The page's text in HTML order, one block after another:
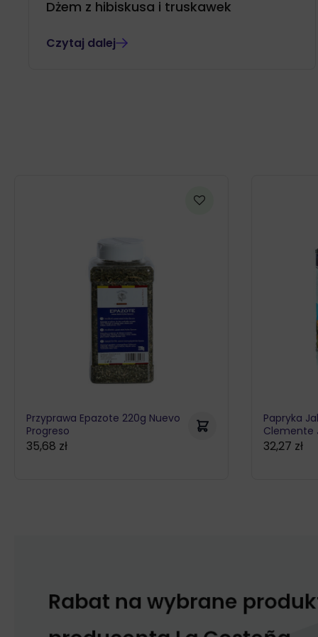
Dżem z hibiskusa i truskawek
Czytaj dalej
Przyprawa Epazote 220g Nuevo
Progreso
35,68 zł
Papryka
Clemente
32,27 zł